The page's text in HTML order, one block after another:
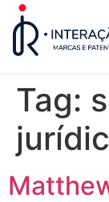
Tag: